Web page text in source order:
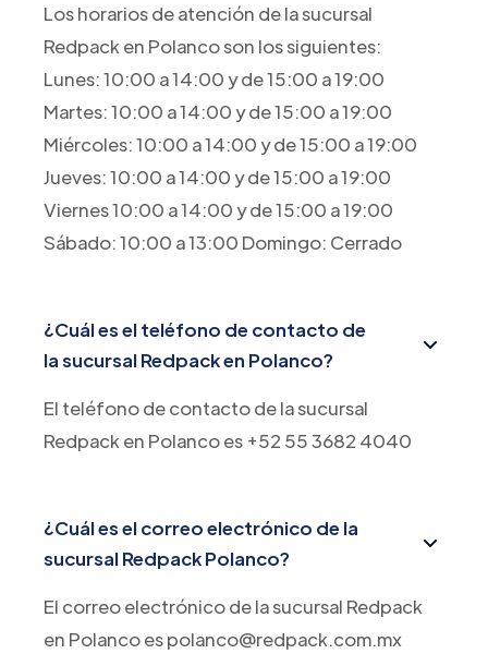
Los horarios de atención de la sucursal
Redpack en Polanco son los siguientes:
Lunes: 10:00 a 14:00 y de 15:00 a 19:00
Martes: 10:00 a 14:00 y de 15:00 a 19:00
Miércoles: 10:00 a 14:00 y de 15:00 a 19:00
Jueves: 10:00 a 14:00 y de 15:00 a 19:00
Viernes 10:00 a 14:00 y de 15:00 a 19:00
Sábado: 10:00 a 13:00 Domingo: Cerrado
¿Cuál es el teléfono de contacto de
la sucursal Redpack en Polanco?
El teléfono de contacto de la sucursal
Redpack en Polanco es +52 55 3682 4040
¿Cuál es el correo electrónico de la
sucursal Redpack Polanco?
El correo electrónico de la sucursal Redpack
en Polanco es polanco@redpack.com.mx